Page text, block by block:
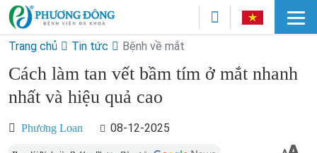
Trang chủ Tin tức Bệnh về mắt
Cách làm tan vết bầm tím ở mắt nhanh
nhất và hiệu quả cao
Phương Loan 08-12-2025